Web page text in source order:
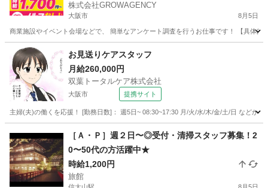
株式会社GROWAGENCY
大阪市 8月5日
商業施設やイベント会場などで、 簡単なアンケート調査を行うお仕事です！ 【具体
大阪 大阪市 その他
お見送りケアスタッフ
月給260,000円
双葉トータルケア株式会社
大阪市 提携サイト
主婦(夫)の働くを応援！ [勤務日数]： 週5日~ 08:30~17:30 月/火/水/木/金/土/日 などか
フロント
［Ａ・Ｐ］週２日〜◎受付・清掃スタッフ募集！2
0〜50代の方活躍中★
時給1,200円
旅館